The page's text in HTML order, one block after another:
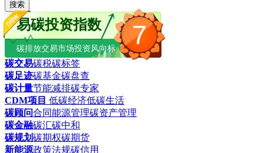
搜索
7
易碳投资指数
碳排放交易市场投资风向标
碳交易碳税碳标签
碳足迹碳基金碳盘查
碳计量节能减排碳专家
CDM项目 低碳经济低碳生活
碳顾问合同能源管理碳资产管理
碳金融碳汇碳中和
碳规划碳期权碳期货
新能源政策法规碳信用